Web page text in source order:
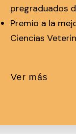
pregraduados
Premio a la
Ciencias
Ver más